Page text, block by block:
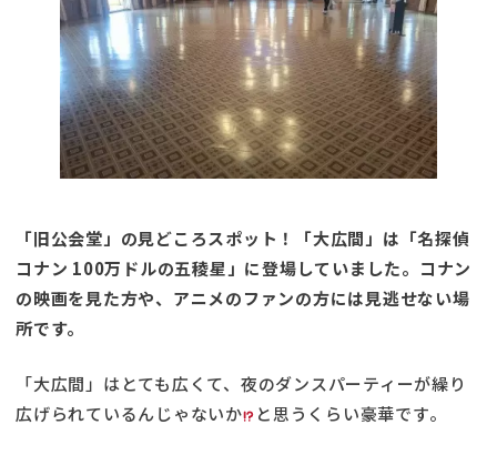
「旧公会堂」の見どころスポット！「大広間」は「名探偵
コナン 100万ドルの五稜星」に登場していました。コナン
の映画を見た方や、アニメのファンの方には見逃せない場
所です。
「大広間」はとても広くて、夜のダンスパーティーが繰り
広げられているんじゃないか
と思うくらい豪華です。